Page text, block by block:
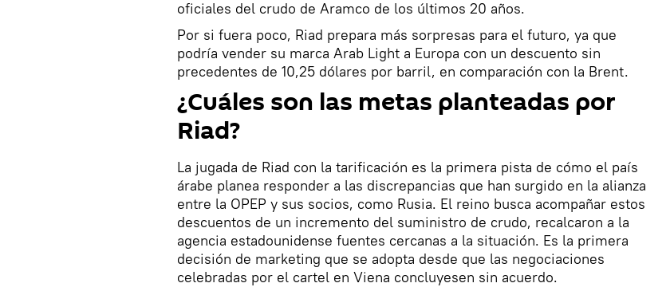
oficiales del crudo de Aramco de los últimos 20 años.
Por si fuera poco, Riad prepara más sorpresas para el futuro, ya que
podría vender su marca Arab Light a Europa con un descuento sin
precedentes de 10,25 dólares por barril, en comparación con la Brent.
¿Cuáles son las metas planteadas por
Riad?
La jugada de Riad con la tarificación es la primera pista de cómo el país
árabe planea responder a las discrepancias que han surgido en la alianza
entre la OPEP y sus socios, como Rusia. El reino busca acompañar estos
descuentos de un incremento del suministro de crudo, recalcaron a la
agencia estadounidense fuentes cercanas a la situación. Es la primera
decisión de marketing que se adopta desde que las negociaciones
celebradas por el cartel en Viena concluyesen sin acuerdo.